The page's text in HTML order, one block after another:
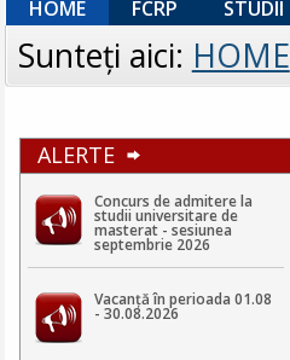
HOME FCRP STUDII
Sunteţi aici: HOME
ALERTE
Concurs de admitere la
studii universitare de
masterat - sesiunea
septembrie 2026
Vacanță în perioada 01.08
- 30.08.2026